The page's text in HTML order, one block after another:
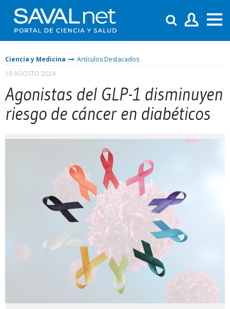
Ciencia y Medicina
Artículos Destacados
19 AGOSTO 2024
Agonistas del GLP-1 disminuyen
riesgo de cáncer en diabéticos